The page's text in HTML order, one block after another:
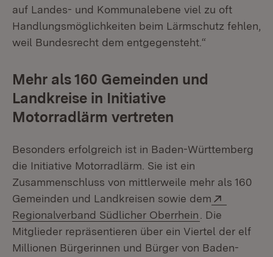
auf Landes- und Kommunalebene viel zu oft
Handlungsmöglichkeiten beim Lärmschutz fehlen,
weil Bundesrecht dem entgegensteht.“
Mehr als 160 Gemeinden und
Landkreise in Initiative
Motorradlärm vertreten
Besonders erfolgreich ist in Baden-Württemberg
die Initiative Motorradlärm. Sie ist ein
Zusammenschluss von mittlerweile mehr als 160
Gemeinden und Landkreisen sowie dem
Regionalverband Südlicher Oberrhein (Öffnet in
. Die
Mitglieder repräsentieren über ein Viertel der elf
Millionen Bürgerinnen und Bürger von Baden-